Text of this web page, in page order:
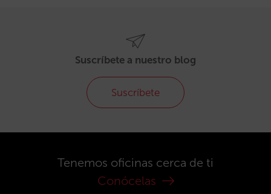
Suscríbete a nuestro blog
Suscríbete
Tenemos oficinas cerca de ti
Conócelas